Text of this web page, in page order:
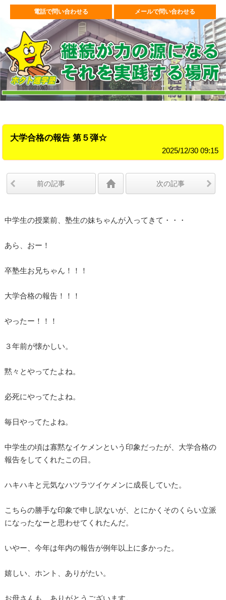
電話で問い合わせる メールで問い合わせる
大学合格の報告 第５弾☆
2025/12/30 09:15
前の記事 次の記事
中学生の授業前、塾生の妹ちゃんが入ってきて・・・
あら、おー！
卒塾生お兄ちゃん！！！
大学合格の報告！！！
やったー！！！
３年前が懐かしい。
黙々とやってたよね。
必死にやってたよね。
毎日やってたよね。
中学生の頃は寡黙なイケメンという印象だったが、大学合格の
報告をしてくれたこの日。
ハキハキと元気なハツラツイケメンに成長していた。
こちらの勝手な印象で申し訳ないが、とにかくそのくらい立派
になったなーと思わせてくれたんだ。
いやー、今年は年内の報告が例年以上に多かった。
嬉しい、ホント、ありがたい。
お母さんも、ありがとうございます。